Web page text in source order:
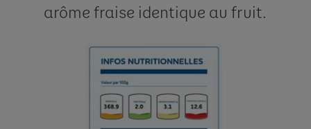
arôme fraise identique au fruit.